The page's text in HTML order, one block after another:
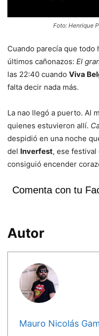
Foto: Henrique
Cuando parecía que todo
últimos cañonazos: El
las 22:40 cuando Viva
falta decir nada más.
La nao llegó a puerto. Al
quienes estuvieron allí.
despidió en una noche
del Inverfest, ese festival
consiguió encender
Comenta con tu
Autor
Mauro Nicolás